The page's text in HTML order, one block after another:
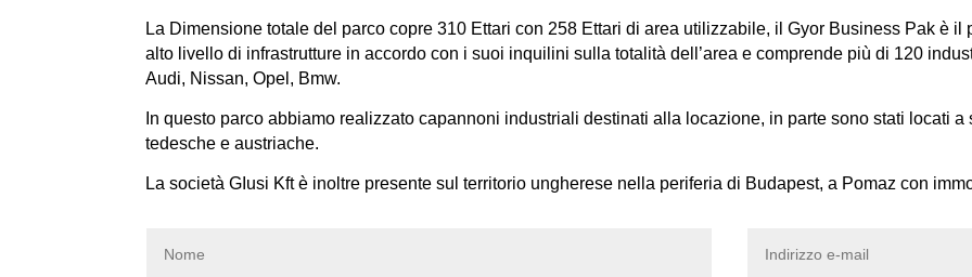
La Dimensione totale del parco copre 310 Ettari con 258 Ettari di area utilizzabile, il Gyor Business Pak è
alto livello di infrastrutture in accordo con i suoi inquilini sulla totalità dell’area e comprende più di 120
Audi, Nissan, Opel, Bmw.
In questo parco abbiamo realizzato capannoni industriali destinati alla locazione, in parte sono stati locati
tedesche e austriache.
La società GIusi Kft è inoltre presente sul territorio ungherese nella periferia di Budapest, a Pomaz con